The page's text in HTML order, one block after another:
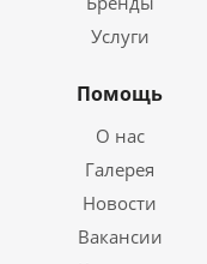
Услуги
Помощь
О нас
Галерея
Новости
Вакансии